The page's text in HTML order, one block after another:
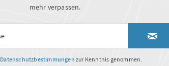
mehr verpassen.
Datenschutzbestimmungen zur Kenntnis genommen.